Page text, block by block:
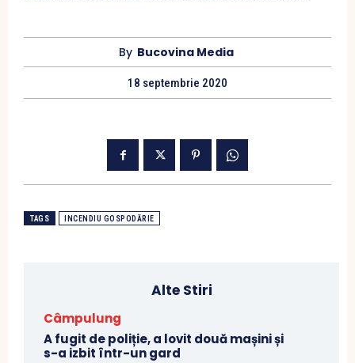
By Bucovina Media
18 septembrie 2020
TAGS INCENDIU GOSPODĂRIE
Alte Stiri
Câmpulung
A fugit de poliție, a lovit două mașini și
s-a izbit într-un gard